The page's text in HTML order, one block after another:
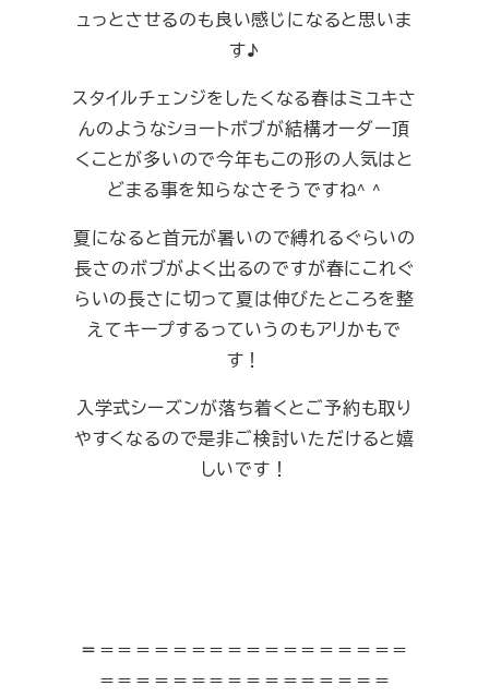
ュっとさせるのも良い感じになると思いま
す♪
スタイルチェンジをしたくなる春はミユキさ
んのようなショートボブが結構オーダー頂
くことが多いので今年もこの形の人気はと
どまる事を知らなさそうですね^ ^
夏になると首元が暑いので縛れるぐらいの
長さのボブがよく出るのですが春にこれぐ
らいの長さに切って夏は伸びたところを整
えてキープするっていうのもアリかもで
す！
入学式シーズンが落ち着くとご予約も取り
やすくなるので是非ご検討いただけると嬉
しいです！
＝ ＝＝＝＝＝＝＝＝＝＝＝＝＝＝＝＝＝
＝＝＝＝＝＝＝＝＝＝＝＝＝＝＝＝